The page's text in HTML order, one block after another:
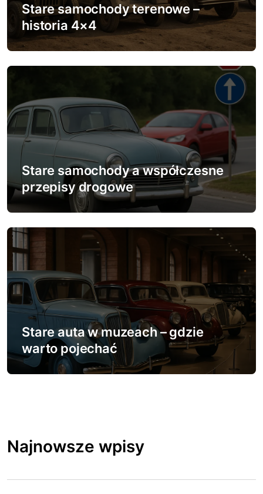
w
p
i
u
Stare samochody terenowe –
historia 4×4
Stare samochody a współczesne
przepisy drogowe
Stare auta w muzeach – gdzie
warto pojechać
Najnowsze wpisy